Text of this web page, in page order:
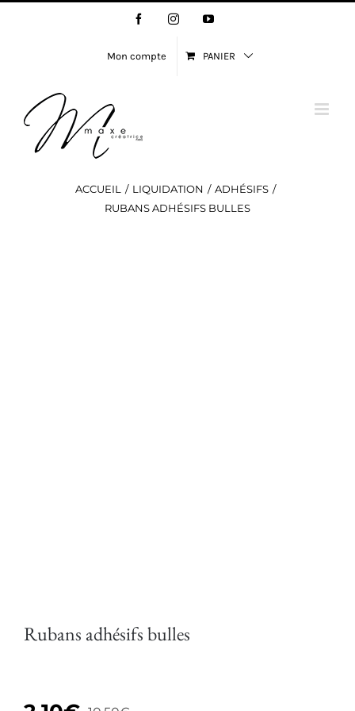
FacebookInstagramYouTube
Mon compte PANIER
ACCUEIL LIQUIDATION
ADHÉSIFS
RUBANS ADHÉSIFS BULLES
Rubans adhésifs bulles